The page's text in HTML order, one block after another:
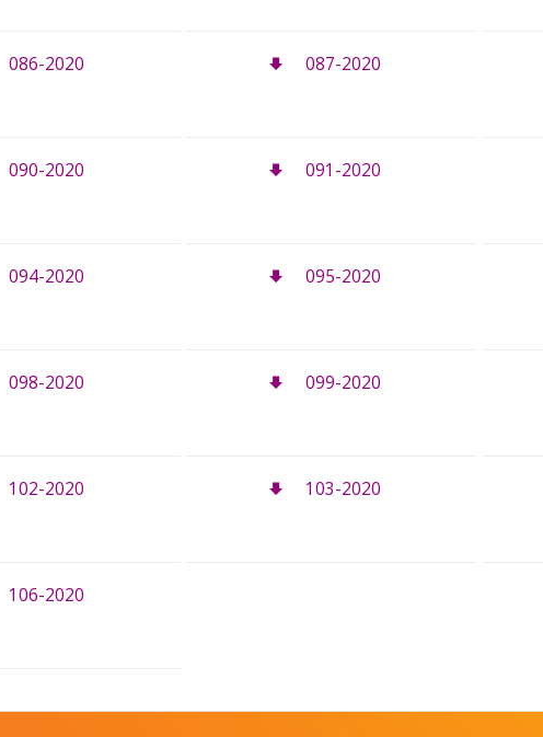
086-2020 087-2020
090-2020 091-2020
094-2020 095-2020
098-2020 099-2020
102-2020 103-2020
106-2020